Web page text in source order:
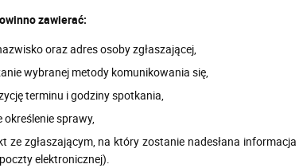
zawierać:
oraz adres osoby zgłaszającej,
wybranej metody komunikowania się,
terminu i godziny spotkania,
określenie sprawy,
ze zgłaszającym, na który zostanie nadesłana
elektronicznej).